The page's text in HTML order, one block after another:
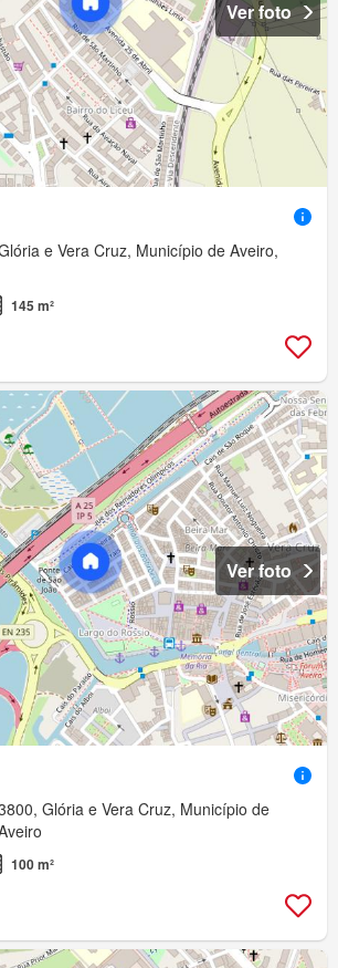
Ver foto
e Vera Cruz, Município de Aveiro,
145 m²
Ver foto
Glória e Vera Cruz, Município de
100 m²